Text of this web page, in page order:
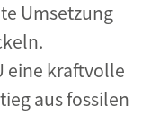
Umsetzung
eine kraftvolle
aus fossilen